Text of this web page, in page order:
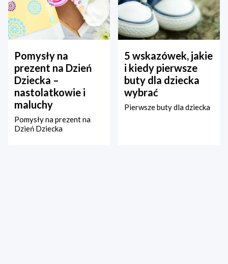
Pomysły na
prezent na Dzień
Dziecka –
nastolatkowie i
maluchy
Pomysły na prezent na
Dzień Dziecka
5 wskazówek, jakie
i kiedy pierwsze
buty dla dziecka
wybrać
Pierwsze buty dla dziecka